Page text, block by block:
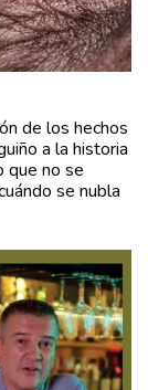
de los hechos
a la historia
que no se
se nubla